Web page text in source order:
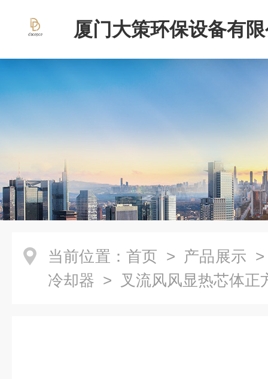
厦门大策环保设备有
当前位置： 首页 > 产品展示
冷却器 > 叉流风风显热芯体正